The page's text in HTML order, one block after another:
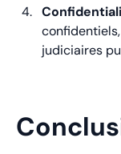
judiciaires